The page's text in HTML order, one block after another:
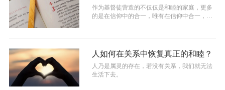
作为基督徒营造的不仅仅是和睦的家庭，更多
的是在信仰中的合一，唯有在信仰中合一，我
人如何在关系中恢复真正的和睦？
人乃是属灵的存在，若没有关系，我们就无法
生活下去。